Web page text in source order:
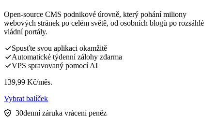
Open-source CMS podnikové úrovně, který pohání miliony
webových stránek po celém světě, od osobních blogů po rozsáhlé
vládní portály.
Spusťte svou aplikaci okamžitě
Automatické týdenní zálohy zdarma
VPS spravovaný pomocí AI
139,99 Kč/měs.
Vybrat balíček
30denní záruka vrácení peněz